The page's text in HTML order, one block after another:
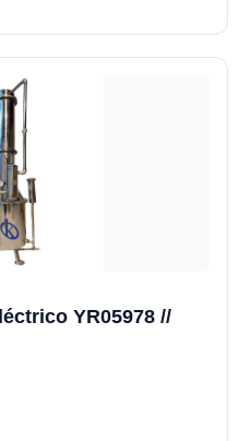
YR05978 //